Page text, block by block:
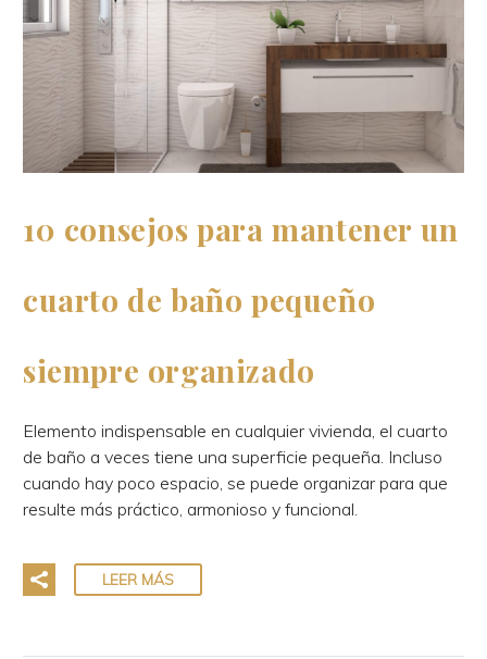
10 consejos para mantener un
cuarto de baño pequeño
siempre organizado
Elemento indispensable en cualquier vivienda, el cuarto
de baño a veces tiene una superficie pequeña. Incluso
cuando hay poco espacio, se puede organizar para que
resulte más práctico, armonioso y funcional.
LEER MÁS